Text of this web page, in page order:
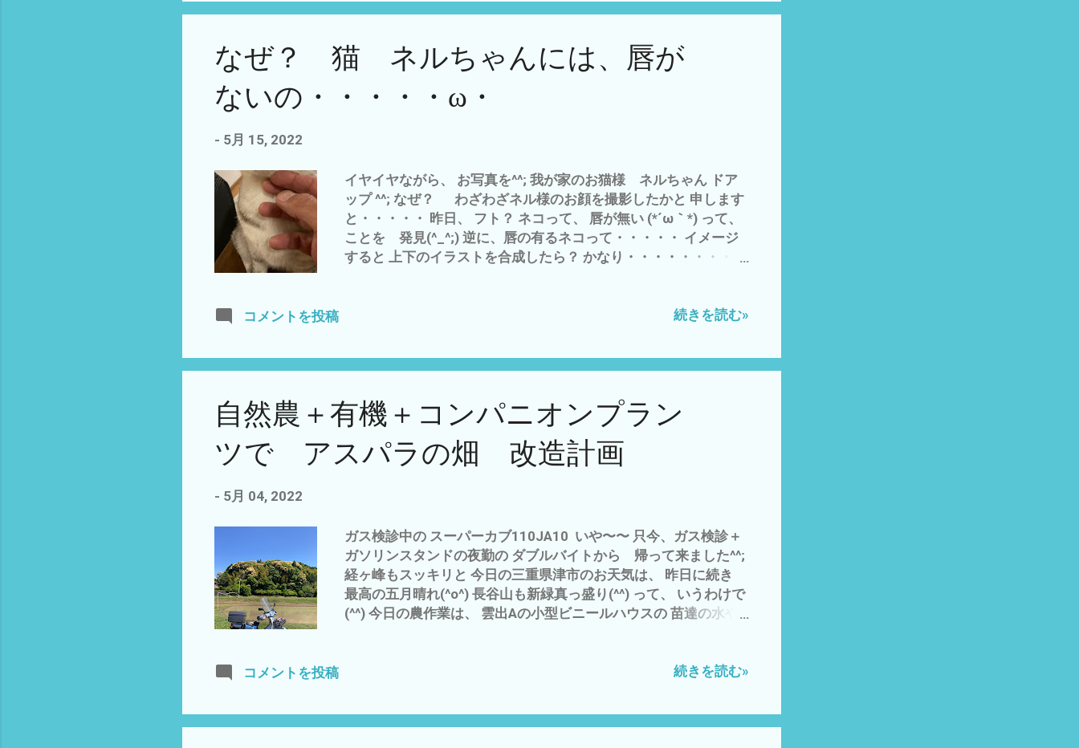
ロギ】なぜ「リベラル」は昆虫食を押しつけるのか【朝香豊の日
物より コスト高なのは、理解できます が、 たま〜には、肉や卵
も 少々は^^; それを、コオロギに 変えるって(・∀・) 逆に、コ
スト高になる ハズ なんせ、 久々に、我が家のお猫様 ネルちゃ
ので、 穀物＝米・ジャガイモ・トウモロコシ・サツマイモ・大豆
などの豆類 などを、主食に たま〜に 少々 肉 で、じゅ〜ぶ
ん じゃ〜 ないかと^^; 追伸 さ〜 今日も おにぎり持って これ
から 雲出自然園へ農作業へ 行って 来ます〜(^^)
なぜ？ 猫 ネルちゃんには、唇が
ないの・・・・・ω・
- 5月 15, 2022
イヤイヤながら、 お写真を^^; 我が家のお猫様 ネルちゃん ドア
ップ ^^; なぜ？ わざわざネル様のお顔を撮影したかと 申します
と・・・・・ 昨日、 フト？ ネコって、 唇が無い (*´ω｀*) って、
ことを 発見(^_^;) 逆に、唇の有るネコって・・・・・ イメージ
すると 上下のイラストを合成したら？ かなり・・・・・・・・
ウータン・チンパンジー ゴリラ ぐらいか？ じゃ 〜〜〜 な
ワトリなどの鳥類 にも くちびるは 無い 当然 ミミズに
神は、すべて、不必要なモノは、 与えて ないハズ 全て必然であ
って、自然である で、あるなら 唇って、 私の推察＝仮説では、
とどのつまり、 消化器官がめくり上がっているモノ＝くちびる だ
と 口から食物を入れ、最後に・・・・・・ である なが〜〜い
るって 後処理として 面倒(*´ω｀*) それに、 食道は、毛細血管が
無数に張り巡らされ、 ひ じょ う〜〜に、デリケート＝センシテ
ィブ なので、 攻撃されると すぐに血が出る(*´ω｀*) そんな、柔
らかく危険な臓器を わざわざ、めくって 常時表面に出すには、
それなりの 意味が 有るはず で、 これからは、 私の勝手な推察
＝仮説ですが^^; 小学校で習った 人間と 動物との違い 火・言
ますが、 くちびるって、 言葉を補完する 大事な表現手段として
のツール なのでは？ と 英語の発音で くちびるの動き フォニック
学説論文で もう〜〜すでに 発表されている やもしれませんが
コメントを投稿 続きを読む»
自然農＋有機＋コンパニオンプラン
ツで アスパラの畑 改造計画
- 5月 04, 2022
ガス検診中の スーパーカブ110JA10 いや〜〜 只今、ガス検診＋
ガソリンスタンドの夜勤の ダブルバイトから 帰って来ました^^;
経ヶ峰もスッキリと 今日の三重県津市のお天気は、 昨日に続き
最高の五月晴れ(^o^) 長谷山も新緑真っ盛り(^^) って、 いうわけで
(^^) 今日の農作業は、 雲出Aの小型ビニールハウスの 苗達の水や
春 に自然農の畑デビューの予定 そのために、 雲出A自然農園の畝
と 推察 畝全体を 60cm以上 掘り返し、 底に、落ち葉堆肥＋
コメントを投稿 続きを読む»